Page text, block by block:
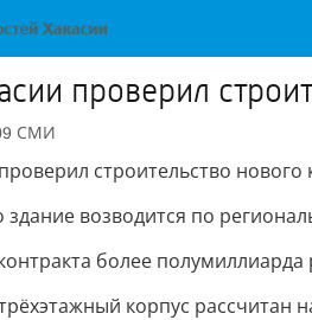
проверил
СМИ
строительство
возводится по
более полумиллиарда
корпус рассчитан